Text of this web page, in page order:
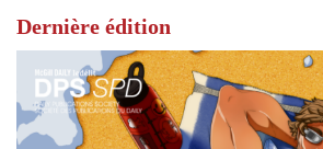
Dernière édition